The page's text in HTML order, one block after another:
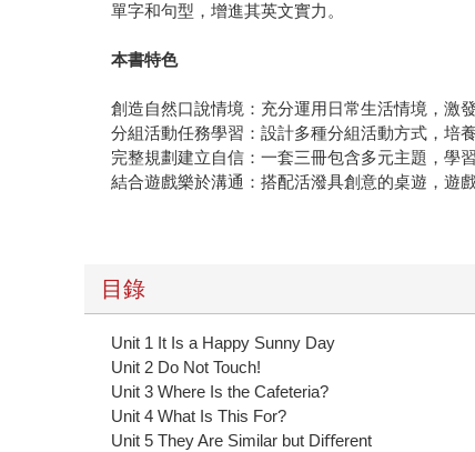
單字和句型，增進其英文實力。
本書特色
創造自然口說情境：充分運用日常生活情境，激
分組活動任務學習：設計多種分組活動方式，培
完整規劃建立自信：一套三冊包含多元主題，學
結合遊戲樂於溝通：搭配活潑具創意的桌遊，遊
目錄
Unit 1 It Is a Happy Sunny Day
Unit 2 Do Not Touch!
Unit 3 Where Is the Cafeteria?
Unit 4 What Is This For?
Unit 5 They Are Similar but Diﬀerent